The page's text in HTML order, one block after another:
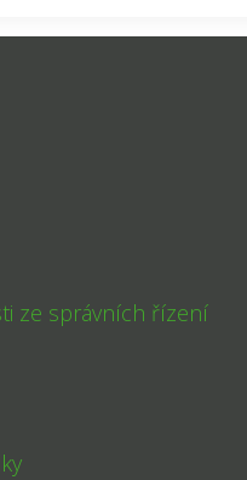
ze správních řízení